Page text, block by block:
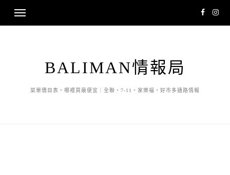
BALIMAN情報局
菜單價目表・哪裡買最便宜｜全聯・7-11・家樂福・好市多通路情報